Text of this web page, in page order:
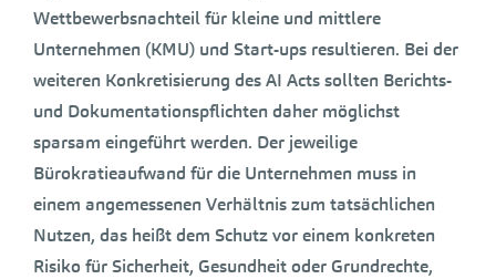
Wettbewerbsnachteil für kleine und mittlere
Unternehmen (KMU) und Start-ups resultieren. Bei der
weiteren Konkretisierung des AI Acts sollten Berichts-
und Dokumentationspflichten daher möglichst
sparsam eingeführt werden. Der jeweilige
Bürokratieaufwand für die Unternehmen muss in
einem angemessenen Verhältnis zum tatsächlichen
Nutzen, das heißt dem Schutz vor einem konkreten
Risiko für Sicherheit, Gesundheit oder Grundrechte,